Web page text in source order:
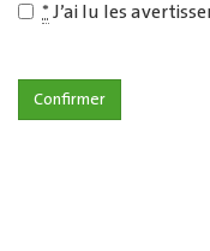
* J’ai lu les